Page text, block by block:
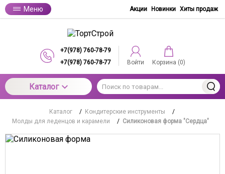
Меню Акции Новинки Хиты продаж
+7(978) 760-78-79
+7(978) 760-78-77
Войти Корзина (0)
Каталог
Каталог / Кондитерские инструменты
/
Молды для леденцов и карамели
/ Силиконовая форма "Сердца"